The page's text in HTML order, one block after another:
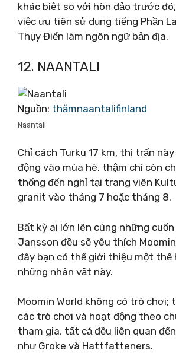
khác biệt so với hòn đảo trước
việc ưu tiên sử dụng tiếng Phần
Thụy Điển làm ngôn ngữ bản địa.
12. NAANTALI
Nguồn: thămnaantalifinland
Naantali
Chỉ cách Turku 17 km, thị trấn
động vào mùa hè, thậm chí còn
thống đến nghỉ tại trang viên
granit vào tháng 7 hoặc tháng 8.
Bất kỳ ai lớn lên cùng những
Jansson đều sẽ yêu thích
đây bạn có thể giới thiệu một thế
những nhân vật này.
Moomin World không có trò chơi;
các trò chơi và hoạt động theo
tham gia, tất cả đều liên quan
như Groke và Hattfatteners.